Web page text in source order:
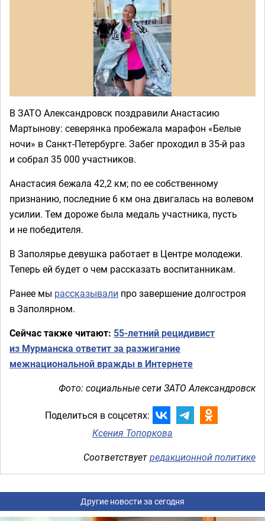
В ЗАТО Александровск поздравили Анастасию
Мартынову: северянка пробежала марафон «Белые
ночи» в Санкт-Петербурге. Забег проходил в 35-й раз
и собрал 35 000 участников.
Анастасия бежала 42,2 км; по ее собственному
признанию, последние 6 км она двигалась на волевом
усилии. Тем дороже была медаль участника, пусть
и не победителя.
В Заполярье девушка работает в Центре молодежи.
Теперь ей будет о чем рассказать воспитанникам.
Ранее мы рассказывали про завершение долгостроя
в Заполярном.
Сейчас также читают: 55-летний рецидивист
из Мурманска ответит за разжигание
межнациональной вражды в Интернете
Фото: социальные сети ЗАТО Александровск
Поделиться в соцсетях:
Ксения Топоркова
Соответствуетредакционной политике
Другие новости за сегодня